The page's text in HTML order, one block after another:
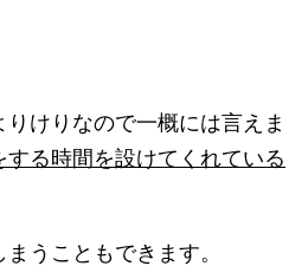
けりなので一概には言えま
する時間を設けてくれている
うこともできます。